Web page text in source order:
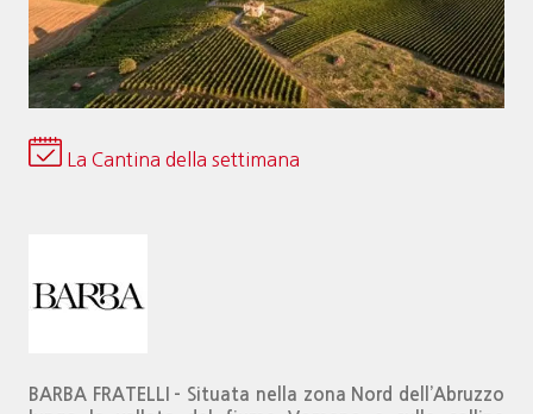
La Cantina della settimana
BARBA FRATELLI – Situata nella zona Nord dell’Abruzzo